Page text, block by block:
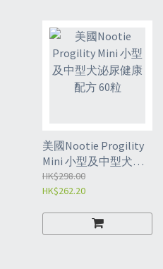
美國Nootie Progility
Mini 小型及中型犬泌
尿健康配方 60粒
HK$298.00
HK$262.20